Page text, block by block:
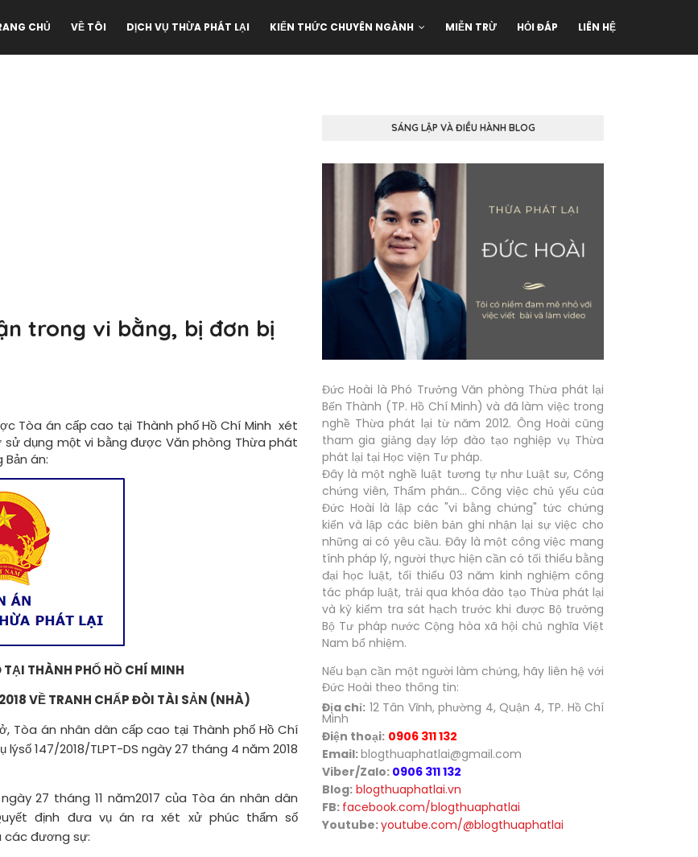
CHỦ VỀ TÔI DỊCH VỤ THỪA PHÁT LẠI KIẾN THỨC CHUYÊN NGÀNH MIỄN TRỪ HỎI ĐÁP LIÊN HỆ
trong vi bằng, bị đơn bị
Tòa án cấp cao tại Thành phố Hồ Chí Minh xét
dụng một vi bằng được Văn phòng Thừa phát
Bản án:
THÀNH PHỐ HỒ CHÍ MINH
VỀ TRANH CHẤP ĐÒI TÀI SẢN (NHÀ)
Tòa án nhân dân cấp cao tại Thành phố Hồ Chí
147/2018/TLPT-DS ngày 27 tháng 4 năm 2018
ngày 27 tháng 11 năm2017 của Tòa án nhân dân
định đưa vụ án ra xét xử phúc thẩm số
các đương sự:
SÁNG LẬP VÀ ĐIỀU HÀNH BLOG
Đức Hoài là Phó Trưởng Văn phòng Thừa phát lại
Bến Thành (TP. Hồ Chí Minh) và đã làm việc trong
nghề Thừa phát lại từ năm 2012. Ông Hoài cũng
tham gia giảng dạy lớp đào tạo nghiệp vụ Thừa
phát lại tại Học viện Tư pháp.
Đây là một nghề luật tương tự như Luật sư, Công
chứng viên, Thẩm phán... Công việc chủ yếu của
Đức Hoài là lập các "vi bằng chứng" tức chứng
kiến và lập các biên bản ghi nhận lại sự việc cho
những ai có yêu cầu. Đây là một công việc mang
tính pháp lý, người thực hiện cần có tối thiểu bằng
đại học luật, tối thiểu 03 năm kinh nghiệm công
tác pháp luật, trải qua khóa đào tạo Thừa phát lại
và kỳ kiểm tra sát hạch trước khi được Bộ trưởng
Bộ Tư pháp nước Cộng hòa xã hội chủ nghĩa Việt
Nam bổ nhiệm.
Nếu bạn cần một người làm chứng, hãy liên hệ với
Đức Hoài theo thông tin:
Địa chỉ: 12 Tân Vĩnh, phường 4, Quận 4, TP. Hồ Chí
Minh
Điện thoại: 0906 311 132
Email:blogthuaphatlai@gmail.com
Viber/Zalo: 0906 311 132
Blog: blogthuaphatlai.vn
FB: facebook.com/blogthuaphatlai
Youtube:youtube.com/@blogthuaphatlai